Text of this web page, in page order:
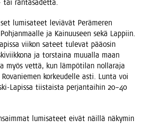
tai räntäsadetta.
lumi­sa­teet leviä­vät Perä­me­ren
ja Kai­nuuseen sekä Lap­piin.
vii­kon sateet tule­vat pää­osin
ja tors­tai­na muu­al­la maan
myös vet­tä, kun läm­pö­ti­lan nol­la­ra­ja
kor­keu­del­le asti. Lun­ta voi
Lapis­sa tiis­tais­ta per­jan­tai­hin 20–40
lumi­sa­teet eivät näil­lä näky­min